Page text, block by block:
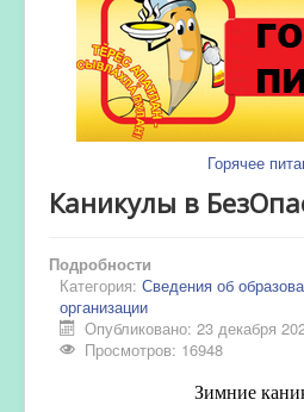
Горячее
Каникулы в
Подробности
Категория: Сведения об
организации
Опубликовано: 23 декабря
Просмотров: 16948
Зимние